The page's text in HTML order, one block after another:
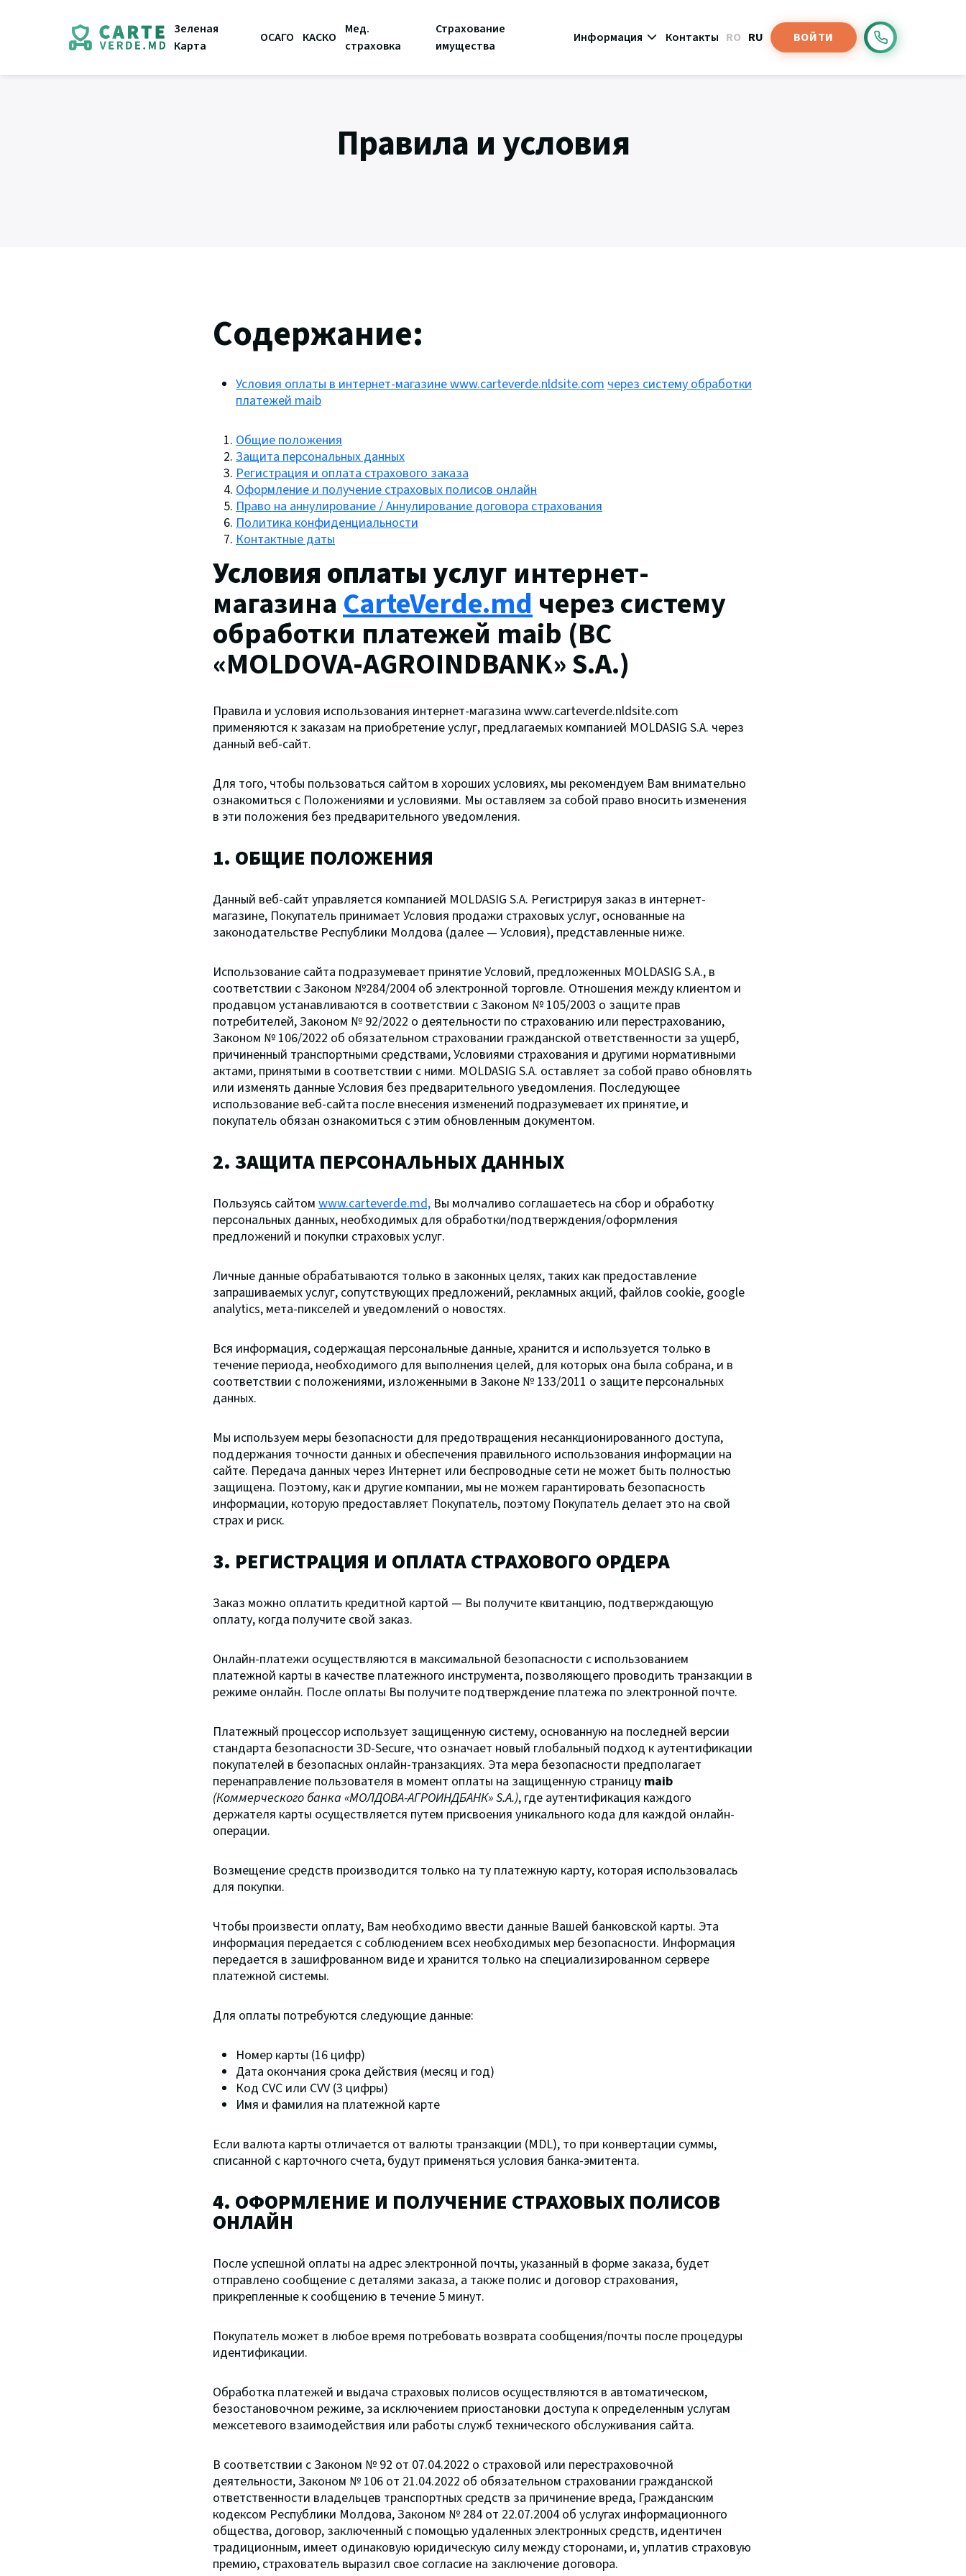
Зеленая
Карта
ОСАГО КАСКО
Мед.
страховка
Страхование
имущества
Информация Контакты RO RU ВОЙТИ
Правила и условия
Содержание:
Условия оплаты в интернет-магазинеwww.carteverde.nldsite.comчерез систему обработки
платежей maib
Общие положения
Защита персональных данных
Регистрация и оплата страхового заказа
Оформление и получение страховых полисов онлайн
Право на аннулирование / Аннулирование договора страхования
Политика конфиденциальности
Контактные даты
Условия оплаты услуг интернет-
магазинаCarteVerde.mdчерез систему
обработки платежей maib (BC
«MOLDOVA-AGROINDBANK» S.A.)
Правила и условия использования интернет-магазина www.carteverde.nldsite.com
применяются к заказам на приобретение услуг, предлагаемых компанией MOLDASIG S.A. через
данный веб-сайт.
Для того, чтобы пользоваться сайтом в хороших условиях, мы рекомендуем Вам внимательно
ознакомиться с Положениями и условиями. Мы оставляем за собой право вносить изменения
в эти положения без предварительного уведомления.
1. ОБЩИЕ ПОЛОЖЕНИЯ
Данный веб-сайт управляется компанией MOLDASIG S.A. Регистрируя заказ в интернет-
магазине, Покупатель принимает Условия продажи страховых услуг, основанные на
законодательстве Республики Молдова (далее — Условия), представленные ниже.
Использование сайта подразумевает принятие Условий, предложенных MOLDASIG S.A., в
соответствии с Законом №284/2004 об электронной торговле. Отношения между клиентом и
продавцом устанавливаются в соответствии с Законом № 105/2003 о защите прав
потребителей, Законом № 92/2022 о деятельности по страхованию или перестрахованию,
Законом № 106/2022 об обязательном страховании гражданской ответственности за ущерб,
причиненный транспортными средствами, Условиями страхования и другими нормативными
актами, принятыми в соответствии с ними. MOLDASIG S.A. оставляет за собой право обновлять
или изменять данные Условия без предварительного уведомления. Последующее
использование веб-сайта после внесения изменений подразумевает их принятие, и
покупатель обязан ознакомиться с этим обновленным документом.
2. ЗАЩИТА ПЕРСОНАЛЬНЫХ ДАННЫХ
Пользуясь сайтом www.carteverde.md, Вы молчаливо соглашаетесь на сбор и обработку
персональных данных, необходимых для обработки/подтверждения/оформления
предложений и покупки страховых услуг.
Личные данные обрабатываются только в законных целях, таких как предоставление
запрашиваемых услуг, сопутствующих предложений, рекламных акций, файлов cookie, google
analytics, мета-пикселей и уведомлений о новостях.
Вся информация, содержащая персональные данные, хранится и используется только в
течение периода, необходимого для выполнения целей, для которых она была собрана, и в
соответствии с положениями, изложенными в Законе № 133/2011 о защите персональных
данных.
Мы используем меры безопасности для предотвращения несанкционированного доступа,
поддержания точности данных и обеспечения правильного использования информации на
сайте. Передача данных через Интернет или беспроводные сети не может быть полностью
защищена. Поэтому, как и другие компании, мы не можем гарантировать безопасность
информации, которую предоставляет Покупатель, поэтому Покупатель делает это на свой
страх и риск.
3. РЕГИСТРАЦИЯ И ОПЛАТА СТРАХОВОГО ОРДЕРА
Заказ можно оплатить кредитной картой — Вы получите квитанцию, подтверждающую
оплату, когда получите свой заказ.
Онлайн-платежи осуществляются в максимальной безопасности с использованием
платежной карты в качестве платежного инструмента, позволяющего проводить транзакции в
режиме онлайн. После оплаты Вы получите подтверждение платежа по электронной почте.
Платежный процессор использует защищенную систему, основанную на последней версии
стандарта безопасности 3D-Secure, что означает новый глобальный подход к аутентификации
покупателей в безопасных онлайн-транзакциях. Эта мера безопасности предполагает
перенаправление пользователя в момент оплаты на защищенную страницу maib
(Коммерческого банка «МОЛДОВА-АГРОИНДБАНК» S.A.), где аутентификация каждого
держателя карты осуществляется путем присвоения уникального кода для каждой онлайн-
операции.
Возмещение средств производится только на ту платежную карту, которая использовалась
для покупки.
Чтобы произвести оплату, Вам необходимо ввести данные Вашей банковской карты. Эта
информация передается с соблюдением всех необходимых мер безопасности. Информация
передается в зашифрованном виде и хранится только на специализированном сервере
платежной системы.
Для оплаты потребуются следующие данные:
Номер карты (16 цифр)
Дата окончания срока действия (месяц и год)
Код CVC или CVV (3 цифры)
Имя и фамилия на платежной карте
Если валюта карты отличается от валюты транзакции (MDL), то при конвертации суммы,
списанной с карточного счета, будут применяться условия банка-эмитента.
4. ОФОРМЛЕНИЕ И ПОЛУЧЕНИЕ СТРАХОВЫХ ПОЛИСОВ
ОНЛАЙН
После успешной оплаты на адрес электронной почты, указанный в форме заказа, будет
отправлено сообщение с деталями заказа, а также полис и договор страхования,
прикрепленные к сообщению в течение 5 минут.
Покупатель может в любое время потребовать возврата сообщения/почты после процедуры
идентификации.
Обработка платежей и выдача страховых полисов осуществляются в автоматическом,
безостановочном режиме, за исключением приостановки доступа к определенным услугам
межсетевого взаимодействия или работы служб технического обслуживания сайта.
В соответствии с Законом № 92 от 07.04.2022 о страховой или перестраховочной
деятельности, Законом № 106 от 21.04.2022 об обязательном страховании гражданской
ответственности владельцев транспортных средств за причинение вреда, Гражданским
кодексом Республики Молдова, Законом № 284 от 22.07.2004 об услугах информационного
общества, договор, заключенный с помощью удаленных электронных средств, идентичен
традиционным, имеет одинаковую юридическую силу между сторонами, и, уплатив страховую
премию, страхователь выразил свое согласие на заключение договора.